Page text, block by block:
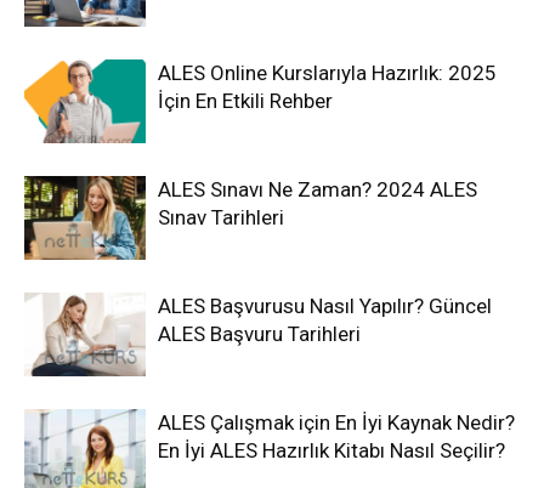
ALES Online Kurslarıyla Hazırlık: 2025
İçin En Etkili Rehber
ALES Sınavı Ne Zaman? 2024 ALES
Sınav Tarihleri
ALES Başvurusu Nasıl Yapılır? Güncel
ALES Başvuru Tarihleri
ALES Çalışmak için En İyi Kaynak Nedir?
En İyi ALES Hazırlık Kitabı Nasıl Seçilir?